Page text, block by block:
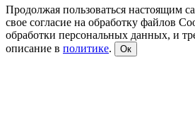
Продолжая пользоваться настоящим
свое согласие на обработку файлов
обработки персональных данных, и
описание в политике. Ок